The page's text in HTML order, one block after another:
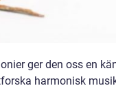
ger den oss en
harmonisk